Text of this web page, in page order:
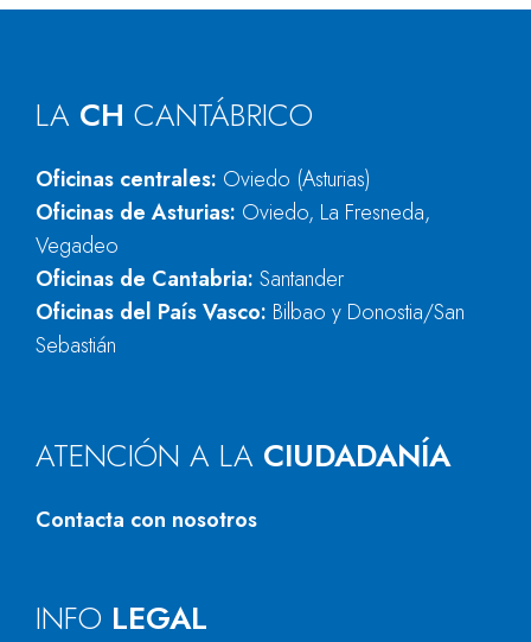
LA CH CANTÁBRICO
Oficinas centrales: Oviedo (Asturias)
Oficinas de Asturias: Oviedo, La Fresneda,
Vegadeo
Oficinas de Cantabria: Santander
Oficinas del País Vasco: Bilbao y Donostia/San
Sebastián
ATENCIÓN A LA CIUDADANÍA
Contacta con nosotros
INFO LEGAL